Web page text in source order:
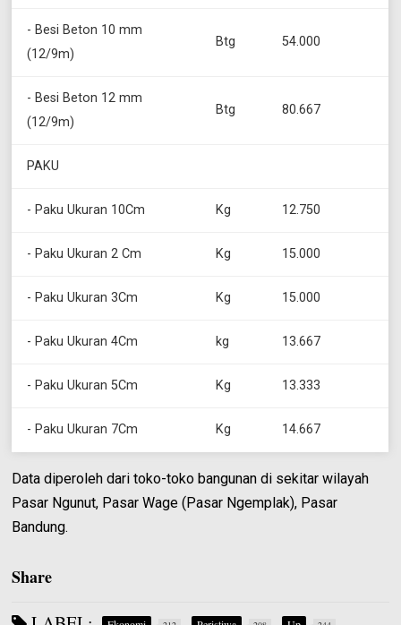
- Besi Beton 10 mm
(12/9m)
Btg 54.000
- Besi Beton 12 mm
(12/9m)
Btg 80.667
PAKU
- Paku Ukuran 10Cm Kg 12.750
- Paku Ukuran 2 Cm Kg 15.000
- Paku Ukuran 3Cm Kg 15.000
- Paku Ukuran 4Cm kg 13.667
- Paku Ukuran 5Cm Kg 13.333
- Paku Ukuran 7Cm Kg 14.667
Data diperoleh dari toko-toko bangunan di sekitar wilayah
Pasar Ngunut, Pasar Wage (Pasar Ngemplak), Pasar
Bandung.
Share